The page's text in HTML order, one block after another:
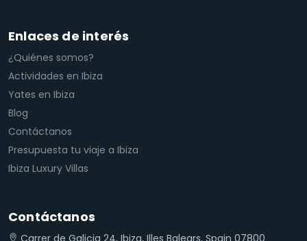
Enlaces de interés
¿Quiénes somos?
Actividades en Ibiza
Yates en Ibiza
Blog
Contáctanos
Presupuesta tu viaje a Ibiza
Ibiza Luxury Villas
Contáctanos
Carrer de Galicia 24, Ibiza, Illes Balears, Spain 07800